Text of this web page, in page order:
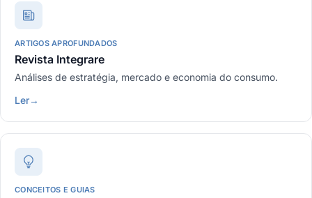
ARTIGOS APROFUNDADOS
Revista Integrare
Análises de estratégia, mercado e economia do consumo.
Ler→
CONCEITOS E GUIAS